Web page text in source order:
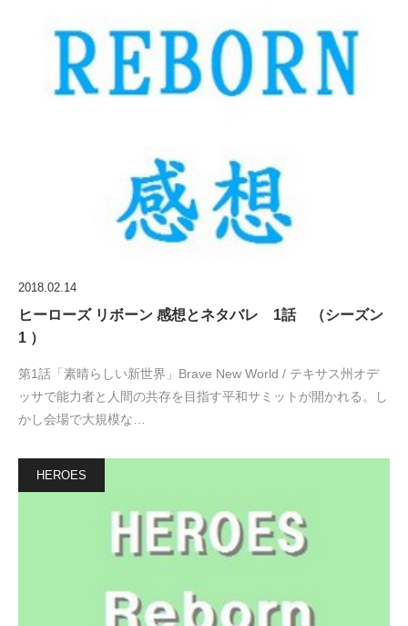
2018.02.14
ヒーローズ リボーン 感想とネタバレ 1話 （シーズン
1 ）
第1話「素晴らしい新世界」Brave New World / テキサス州オデ
ッサで能力者と人間の共存を目指す平和サミットが開かれる。し
かし会場で大規模な…
HEROES